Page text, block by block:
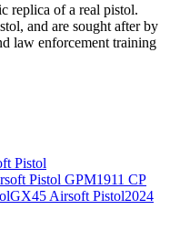
replica of a real pistol.
and are sought after by
law enforcement training
Pistol
Pistol GPM1911 CP
GX45 Airsoft Pistol2024